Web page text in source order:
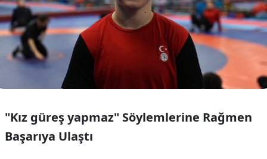
"Kız güreş yapmaz" Söylemlerine Rağmen
Başarıya Ulaştı